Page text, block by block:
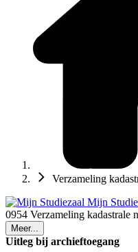
Verzameling
Mijn
0954 Verzameling kadastrale
Meer...
Uitleg bij archieftoegang